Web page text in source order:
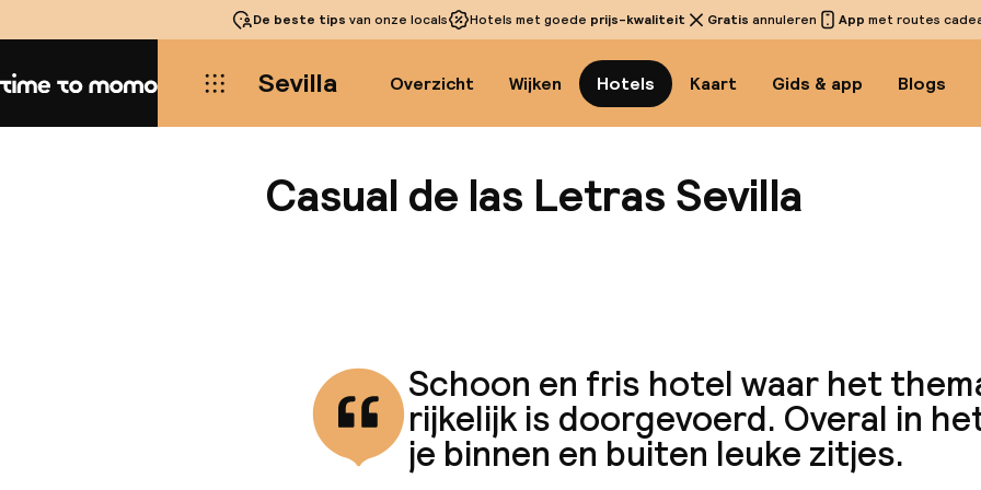
De beste tips van onze locals Hotels met goede prijs-kwaliteit Gratis annuleren App met routes
Home Sevilla Overzicht Wijken Hotels Kaart Gids & app Blogs
Casual de las Letras Sevilla
Schoon en fris hotel waar het
rijkelijk is doorgevoerd. Overal in
je binnen en buiten leuke zitjes.